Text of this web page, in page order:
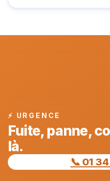
⚡ URGENCE
Fuite, panne,
là.
📞 01